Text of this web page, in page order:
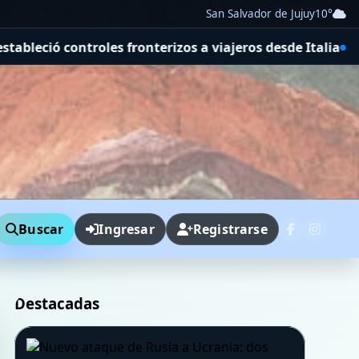
San Salvador de Jujuy10°
a viajeros desde Italia Quién es Abelardo De la
Buscar Ingresar Registrarse
Destacadas